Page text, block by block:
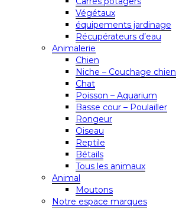
Végétaux
équipements jardinage
Récupérateurs d’eau
Animalerie
Chien
Niche – Couchage chien
Chat
Poisson – Aquarium
Basse cour – Poulailler
Rongeur
Oiseau
Reptile
Bétails
Tous les animaux
Animal
Moutons
Notre espace marques